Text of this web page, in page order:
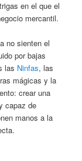
en el que el
mercantil.
no sienten el
por bajas
las Ninfas, las
mágicas y la
crear una
capaz de
manos a la